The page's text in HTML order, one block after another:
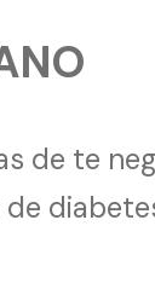
de te